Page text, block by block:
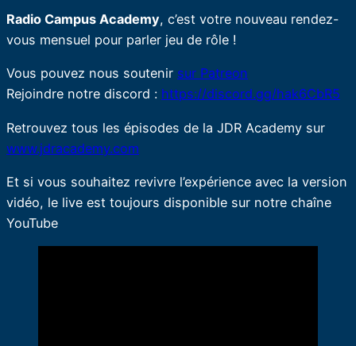
Radio Campus Academy, c’est votre nouveau rendez-
vous mensuel pour parler jeu de rôle !
Vous pouvez nous soutenir sur Patreon
Rejoindre notre discord : https://discord.gg/hak6CbR5
Retrouvez tous les épisodes de la JDR Academy sur
www.jdracademy.com
Et si vous souhaitez revivre l’expérience avec la version
vidéo, le live est toujours disponible sur notre chaîne
YouTube